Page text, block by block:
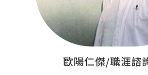
歐陽仁傑/職涯諮